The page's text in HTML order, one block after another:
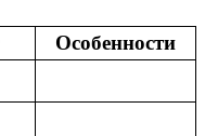
Особенности